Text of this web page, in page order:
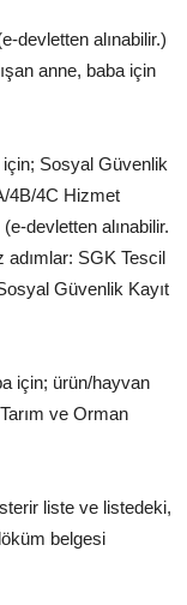
devletten alınabilir.)
anne, baba için
Sosyal Güvenlik
4B/4C Hizmet
devletten alınabilir.
adımlar: SGK Tescil
Güvenlik Kayıt
için; ürün/hayvan
ve Orman
liste ve listedeki,
belgesi